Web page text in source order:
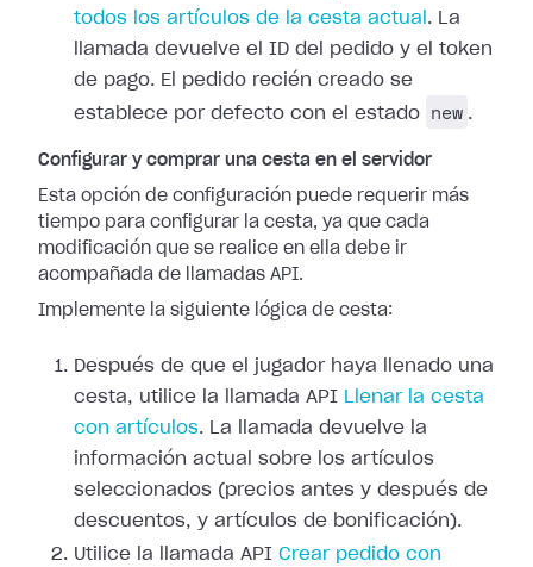
todos los artículos de la cesta actual . La
llamada devuelve el ID del pedido y el token
de pago. El pedido recién creado se
establece por defecto con el estado
new .
Configurar y comprar una cesta en el servidor
Esta opción de configuración puede requerir más
tiempo para configurar la cesta, ya que cada
modificación que se realice en ella debe ir
acompañada de llamadas API.
Implemente la siguiente lógica de cesta:
Después de que el jugador haya llenado una
cesta, utilice la llamada API Llenar la cesta
con artículos. La llamada devuelve la
información actual sobre los artículos
seleccionados (precios antes y después de
descuentos, y artículos de bonificación).
Utilice la llamada API Crear pedido con